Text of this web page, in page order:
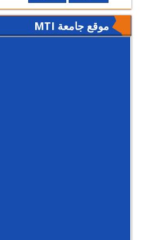
موقع جامعة MTI